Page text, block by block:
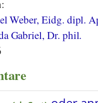
Weber, Eidg. dipl.
Gabriel, Dr. phil.